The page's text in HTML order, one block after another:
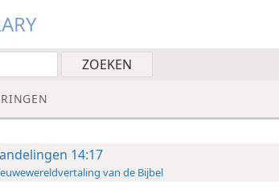
14:17
van de Bijbel